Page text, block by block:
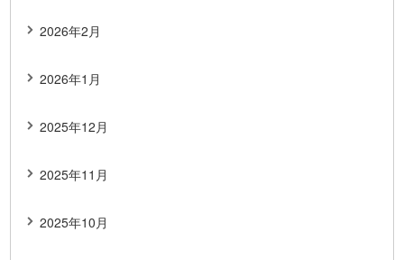
2026年2月
2026年1月
2025年12月
2025年11月
2025年10月